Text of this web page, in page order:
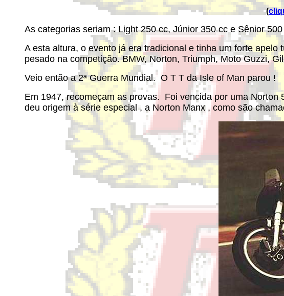
(
As categorias seriam : Light 250 cc, Júnior 350 cc e Sênior 500
A esta altura, o evento já era tradicional e tinha um forte
pesado na competição. BMW, Norton, Triumph, Moto Guzzi,
Veio então a 2ª Guerra Mundial. O T T da Isle of Man parou !
Em 1947, recomeçam as provas. Foi vencida por uma
deu origem à série especial , a Norton Manx , como são